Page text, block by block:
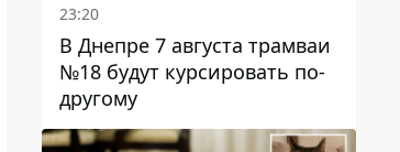
23:20
В Днепре 7 августа трамваи
№18 будут курсировать по-
другому